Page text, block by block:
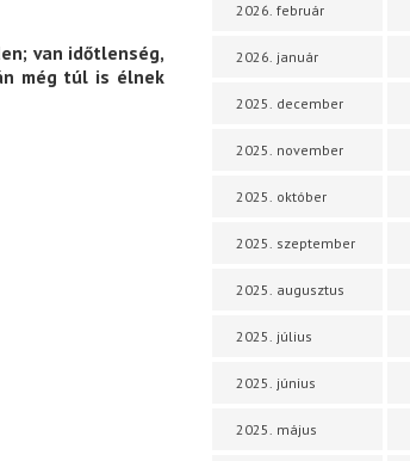
van időtlenség,
még túl is élnek
2026. február
2026. január
2025. december
2025. november
2025. október
2025. szeptember
2025. augusztus
2025. július
2025. június
2025. május